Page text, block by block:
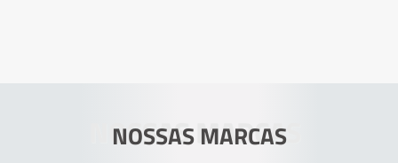
NOSSAS MARCAS
NOSSAS MARCAS